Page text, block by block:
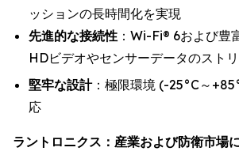
ッションの長時間化を実現
先進的な接続性 ：Wi-Fi® 6および豊
HDビデオやセンサーデータのスト
堅牢な設計：極限環境 (-25°C～
応
ラントロニクス：産業および防衛市場